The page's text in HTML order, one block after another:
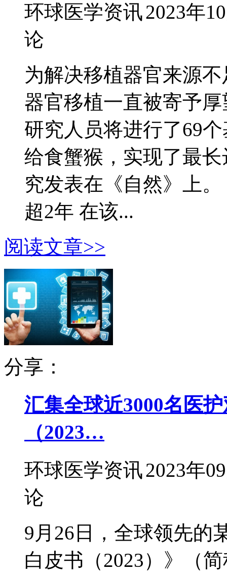
环球医学资讯2023年
论
为解决移植器官来源
器官移植一直被寄予
研究人员将进行了69
给食蟹猴，实现了最
究发表在《自然》上
超2年 在该...
阅读文章>>
分享：
汇集全球近3000名医
（2023…
环球医学资讯2023年
论
9月26日，全球领先的
白皮书（2023）》（